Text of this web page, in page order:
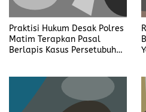
Praktisi Hukum Desak Polres
Matim Terapkan Pasal
Berlapis Kasus Persetubuhan
Komba